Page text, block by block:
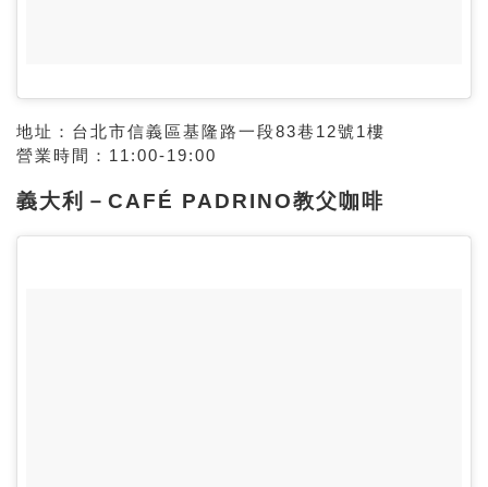
地址：台北市信義區基隆路一段83巷12號1樓
營業時間：11:00-19:00
義大利－CAFÉ PADRINO教父咖啡